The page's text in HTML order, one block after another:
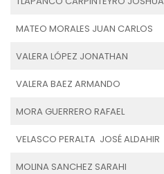
MATEO MORALES JUAN CARLOS
VALERA LÓPEZ JONATHAN
VALERA BAEZ ARMANDO
MORA GUERRERO RAFAEL
VELASCO PERALTA JOSÉ ALDAHIR
MOLINA SANCHEZ SARAHI